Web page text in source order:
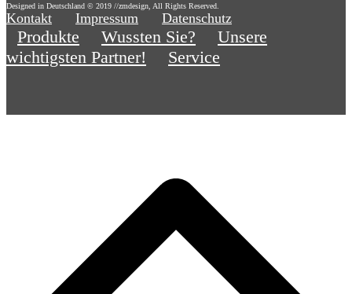
Designed in Deutschland © 2019 //zmdesign, All Rights Reserved.
Kontakt Impressum Datenschutz
Produkte Wussten Sie?
Unsere
wichtigsten Partner!
Service